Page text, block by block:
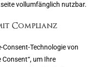
vollumfänglich nutzbar.
Complianz
Consent-Technologie von
Consent“, um Ihre